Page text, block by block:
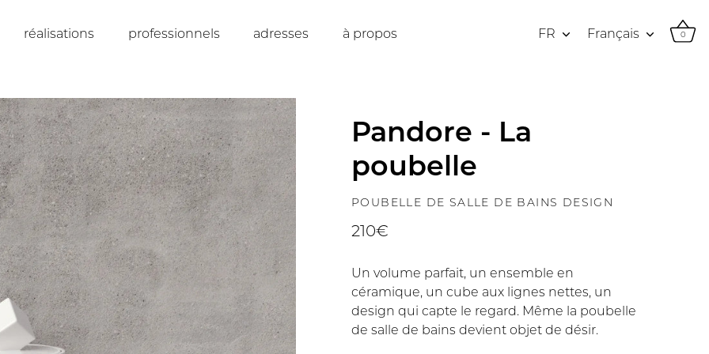
réalisations professionnels adresses à propos Devise
FR Langue
Français 0
Pandore - La
poubelle
POUBELLE DE SALLE DE BAINS DESIGN
210€
Un volume parfait, un ensemble en
céramique, un cube aux lignes nettes, un
design qui capte le regard. Même la poubelle
de salle de bains devient objet de désir.